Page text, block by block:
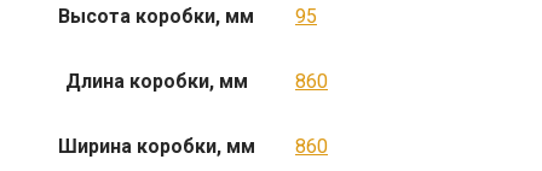
Высота коробки, мм 95
Длина коробки, мм 860
Ширина коробки, мм 860